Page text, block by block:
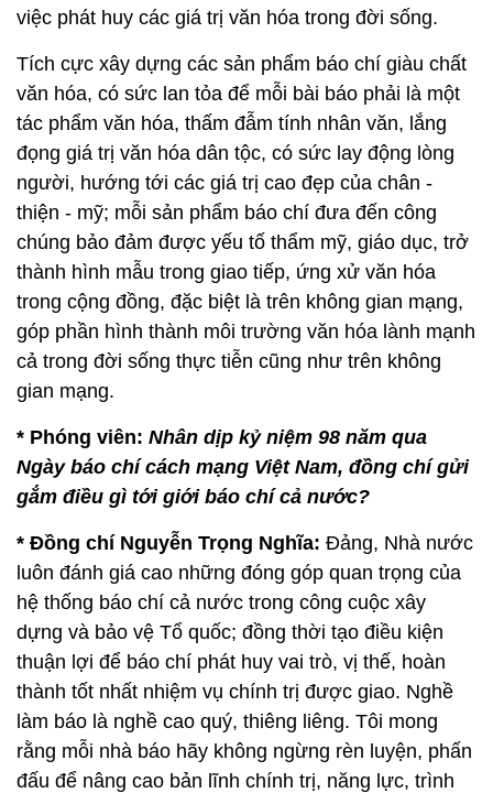
việc phát huy các giá trị văn hóa trong đời sống.
Tích cực xây dựng các sản phẩm báo chí giàu chất
văn hóa, có sức lan tỏa để mỗi bài báo phải là một
tác phẩm văn hóa, thấm đẫm tính nhân văn, lắng
đọng giá trị văn hóa dân tộc, có sức lay động lòng
người, hướng tới các giá trị cao đẹp của chân -
thiện - mỹ; mỗi sản phẩm báo chí đưa đến công
chúng bảo đảm được yếu tố thẩm mỹ, giáo dục, trở
thành hình mẫu trong giao tiếp, ứng xử văn hóa
trong cộng đồng, đặc biệt là trên không gian mạng,
góp phần hình thành môi trường văn hóa lành mạnh
cả trong đời sống thực tiễn cũng như trên không
gian mạng.
* Phóng viên: Nhân dịp kỷ niệm 98 năm qua
Ngày báo chí cách mạng Việt Nam, đồng chí gửi
gắm điều gì tới giới báo chí cả nước?
* Đồng chí Nguyễn Trọng Nghĩa: Đảng, Nhà nước
luôn đánh giá cao những đóng góp quan trọng của
hệ thống báo chí cả nước trong công cuộc xây
dựng và bảo vệ Tổ quốc; đồng thời tạo điều kiện
thuận lợi để báo chí phát huy vai trò, vị thế, hoàn
thành tốt nhất nhiệm vụ chính trị được giao. Nghề
làm báo là nghề cao quý, thiêng liêng. Tôi mong
rằng mỗi nhà báo hãy không ngừng rèn luyện, phấn
đấu để nâng cao bản lĩnh chính trị, năng lực, trình